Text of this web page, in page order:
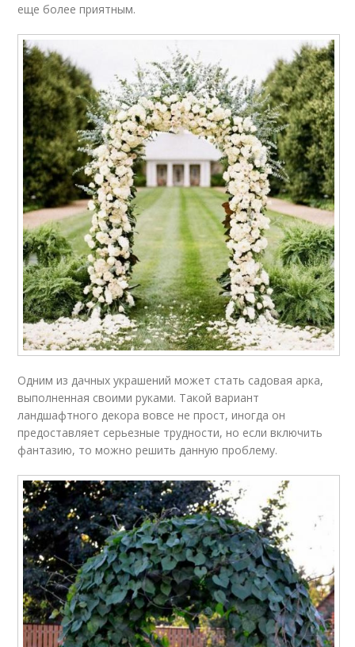
еще более приятным.
Одним из дачных украшений может стать садовая арка,
выполненная своими руками. Такой вариант
ландшафтного декора вовсе не прост, иногда он
предоставляет серьезные трудности, но если включить
фантазию, то можно решить данную проблему.